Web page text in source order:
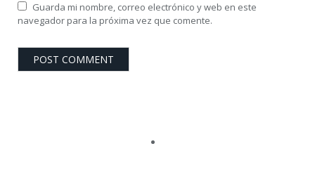
Guarda mi nombre, correo electrónico y web en este
navegador para la próxima vez que comente.